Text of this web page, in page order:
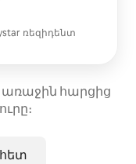
ռեզիդենտ
առաջին հարցից